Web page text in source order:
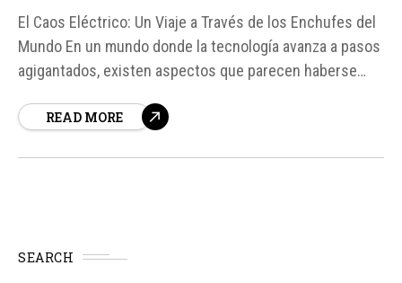
El Caos Eléctrico: Un Viaje a Través de los Enchufes del
Mundo En un mundo donde la tecnología avanza a pasos
agigantados, existen aspectos que parecen haberse
enchufes eléctricos que se utilizan en diferentes
READ MORE
SEARCH